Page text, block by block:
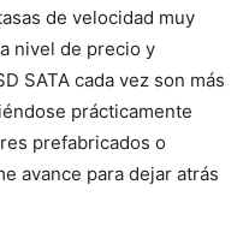
de velocidad muy
nivel de precio y
SATA cada vez son más
prácticamente
prefabricados o
avance para dejar atrás